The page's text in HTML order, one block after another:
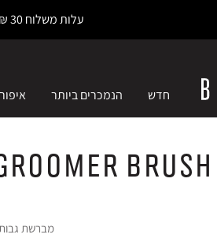
עלות משלוח 30 ₪ משלוח חינם ברכישה ב-249 ₪ ומעלה -
חדש הנמכרים ביותר איפור
Brush
מברשת גבות